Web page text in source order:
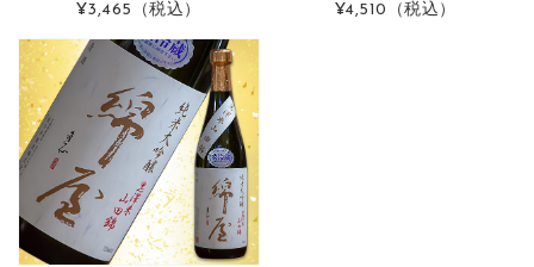
¥3,465 （税込） ¥4,510 （税込）